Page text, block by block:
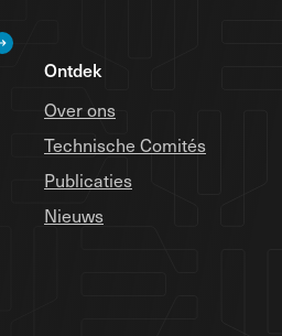
Ontdek
Over ons
Technische Comités
Publicaties
Nieuws